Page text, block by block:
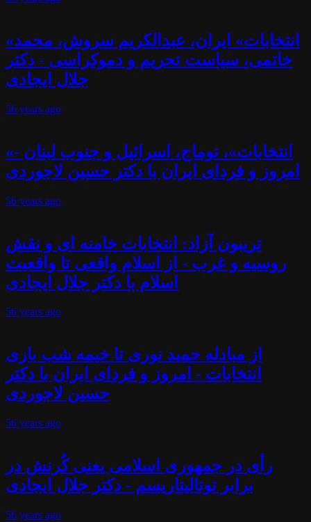
«انتخابات» ایران، عبدالکریم سروش، محمد
خاتمی، سیاست تحریم و دموکراسی - دکتر
جلال ایجادی
56 years ago
«انتخابات»، توماج، اسرائیل و جنوب لبنان -
امروز و فردای ایران با دکتر حسین لاجوردی
56 years ago
تریبون آزاد: انتخابات خامنه ای و نقش
روسیه و غرب - از اسلام واقعی تا واقعیت
اسلام با دکتر جلال ایجادی
56 years ago
از مبادله حمید نوری تا خیمه شب بازی
انتخابات - امروز و فردای ایران با دکتر
حسین لاجوردی
56 years ago
رأی در جمهوری اسلامی یعنی کُرنش در
برابر توتالیتاریسم - دکتر جلال ایجادی
56 years ago